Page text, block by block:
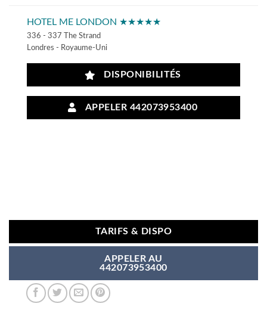
HOTEL ME LONDON ★★★★★
336 - 337 The Strand
Londres - Royaume-Uni
DISPONIBILITÉS
APPELER 442073953400
TARIFS & DISPO
APPELER AU
442073953400